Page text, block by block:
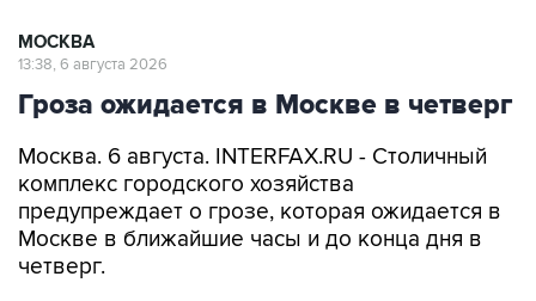
МОСКВА
13:38, 6 августа 2026
Гроза ожидается в Москве в четверг
Москва. 6 августа. INTERFAX.RU - Столичный
комплекс городского хозяйства
предупреждает о грозе, которая ожидается в
Москве в ближайшие часы и до конца дня в
четверг.